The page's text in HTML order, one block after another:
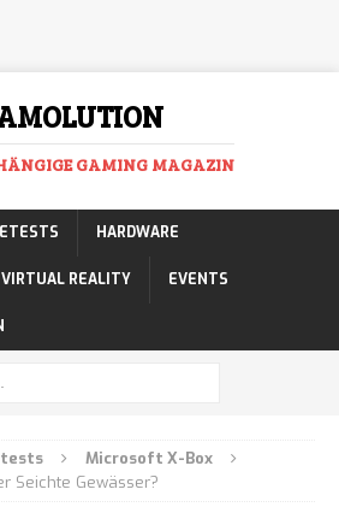
GAMING MAGAZIN
HARDWARE
VIRTUAL REALITY EVENTS
Microsoft X-Box
Seichte Gewässer?